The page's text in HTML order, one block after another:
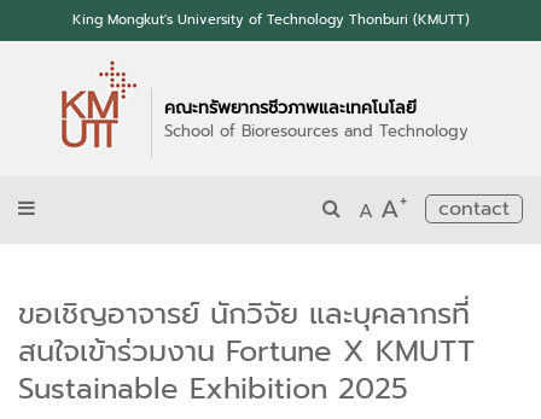
King Mongkut's University of Technology Thonburi (KMUTT)
คณะทรัพยากรชีวภาพและเทคโนโลยี
School of Bioresources and Technology
A A+ contact
ขอเชิญอาจารย์ นักวิจัย และบุคลากรที่
สนใจเข้าร่วมงาน Fortune X KMUTT
Sustainable Exhibition 2025